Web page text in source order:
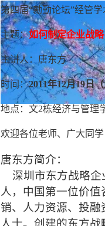
第四届“勷勤论坛”经管
主题：如何制定企业战略
主讲人：唐东方
时间：2011年12月19日
地点：文2栋经济与管理
欢迎各位老师、广大同
唐东方简介：
深圳市东方战略企
人，中国第一位价
销、人力资源、投
人士。创建的东方